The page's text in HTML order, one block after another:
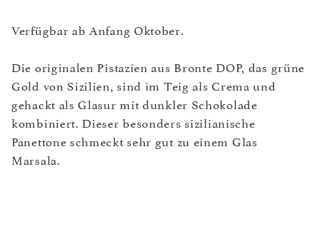
Verfügbar ab Anfang Oktober.
Die originalen Pistazien aus Bronte DOP, das grüne
Gold von Sizilien, sind im Teig als Crema und
gehackt als Glasur mit dunkler Schokolade
kombiniert. Dieser besonders sizilianische
Panettone schmeckt sehr gut zu einem Glas
Marsala.